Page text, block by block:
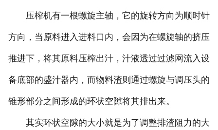
压榨机有一根螺旋主轴，它的旋转方向为顺时针
方向，当原料进入进料口内，会因为在螺旋轴的挤压
推进下，将其原料压榨出汁，汁液透过过滤网流入设
备底部的盛汁器内，而物料渣则通过螺旋与调压头的
锥形部分之间形成的环状空隙将其排出来。
其实环状空隙的大小就是为了调整排渣阻力的大